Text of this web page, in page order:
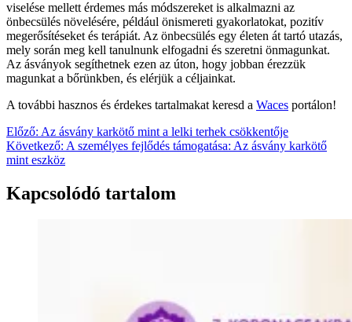
viselése mellett érdemes más módszereket is alkalmazni az
önbecsülés növelésére, például önismereti gyakorlatokat, pozitív
megerősítéseket és terápiát. Az önbecsülés egy életen át tartó utazás,
mely során meg kell tanulnunk elfogadni és szeretni önmagunkat.
Az ásványok segíthetnek ezen az úton, hogy jobban érezzük
magunkat a bőrünkben, és elérjük a céljainkat.
A további hasznos és érdekes tartalmakat keresd a Waces portálon!
Bejegyzés
navigáció
Előző: Az ásvány karkötő mint a lelki terhek csökkentője
Következő: A személyes fejlődés támogatása: Az ásvány karkötő
mint eszköz
Kapcsolódó tartalom